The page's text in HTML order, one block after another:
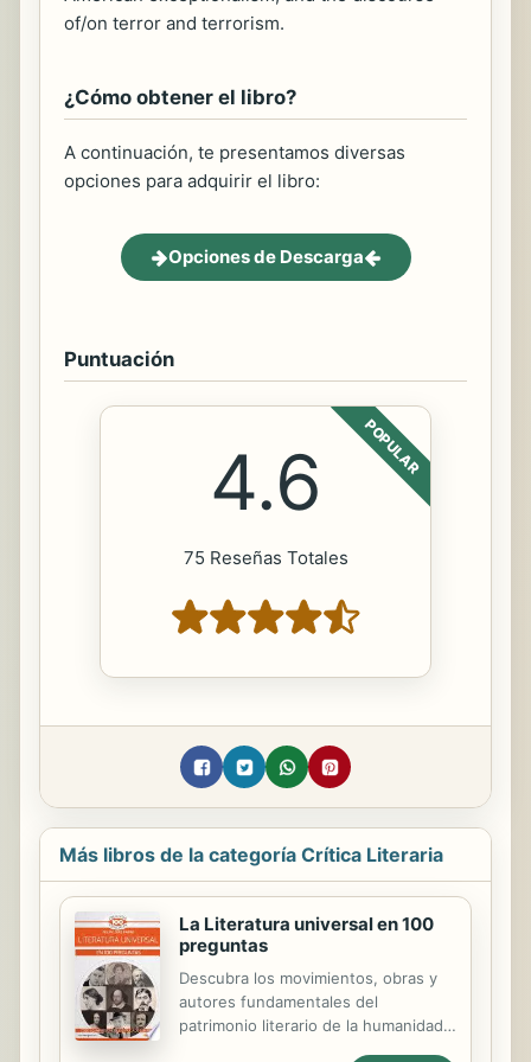
of/on terror and terrorism.
¿Cómo obtener el libro?
A continuación, te presentamos diversas
opciones para adquirir el libro:
Opciones de Descarga
Puntuación
POPULAR
4.6
75 Reseñas Totales
Más libros de la categoría Crítica Literaria
La Literatura universal en 100
preguntas
Descubra los movimientos, obras y
autores fundamentales del
patrimonio literario de la humanidad.